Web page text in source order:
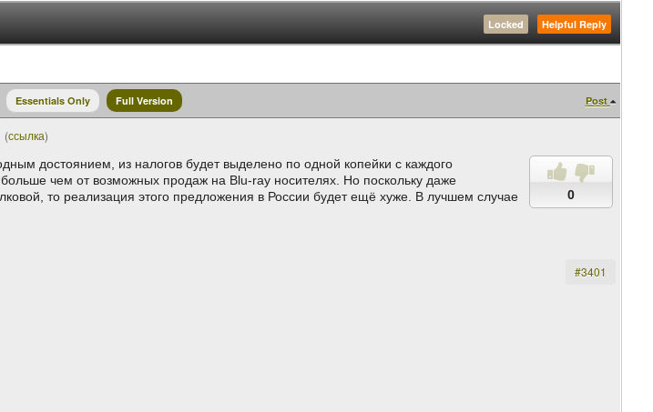
Helpful Reply
Locked
Post
Essentials Only Full Version
(ссылка)
0
достоянием, из налогов будет выделено по одной копейки с каждого
чем от возможных продаж на Blu-ray носителях. Но поскольку даже
то реализация этого предложения в России будет ещё хуже. В лучшем случае
#3401